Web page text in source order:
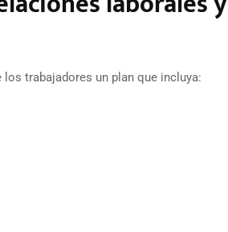
trabajadores un plan que incluya: